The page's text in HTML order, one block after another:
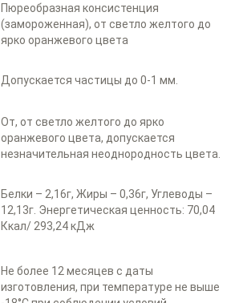
Пюреобразная консистенция
(замороженная), от светло желтого до
ярко оранжевого цвета
Допускается частицы до 0-1 мм.
От, от светло желтого до ярко
оранжевого цвета, допускается
незначительная неоднородность цвета.
Белки – 2,16г, Жиры – 0,36г, Углеводы –
12,13г. Энергетическая ценность: 70,04
Ккал/ 293,24 кДж
Не более 12 месяцев с даты
изготовления, при температуре не выше